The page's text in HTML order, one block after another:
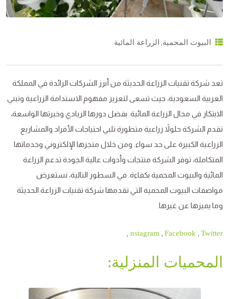
البيوت المحمية الزراعة المائية
تعد شركة تقنيات الزراعة الحديثة من أبرز الشركات الرائدة في المملكة
العربية السعودية، حيث تسعى لتعزيز مفهوم الاستدامة الزراعية وتبني
الابتكار في مجال الزراعة المائية. بفضل دورها الريادي وخبرتها الواسعة،
تقدم الشركة حلولاً زراعية متطورة تلبي احتياجات الأفراد والمشاريع
الزراعية الكبيرة على حد سواء. ومن خلال متجرها الإلكتروني وخدماتها
المتكاملة، توفر الشركة منتجات وأدوات عالية الجودة تدعم الزراعة
المائية والبيوت المحمية بكفاءة. في السطور التالية، نستعرض
مواصفات البيوت المحمية التي تقدمها شركة تقنيات الزراعة الحديثة
وما يميزها عن غيرها.
nstagram Facebook Twitter
المحميات المنزلية: